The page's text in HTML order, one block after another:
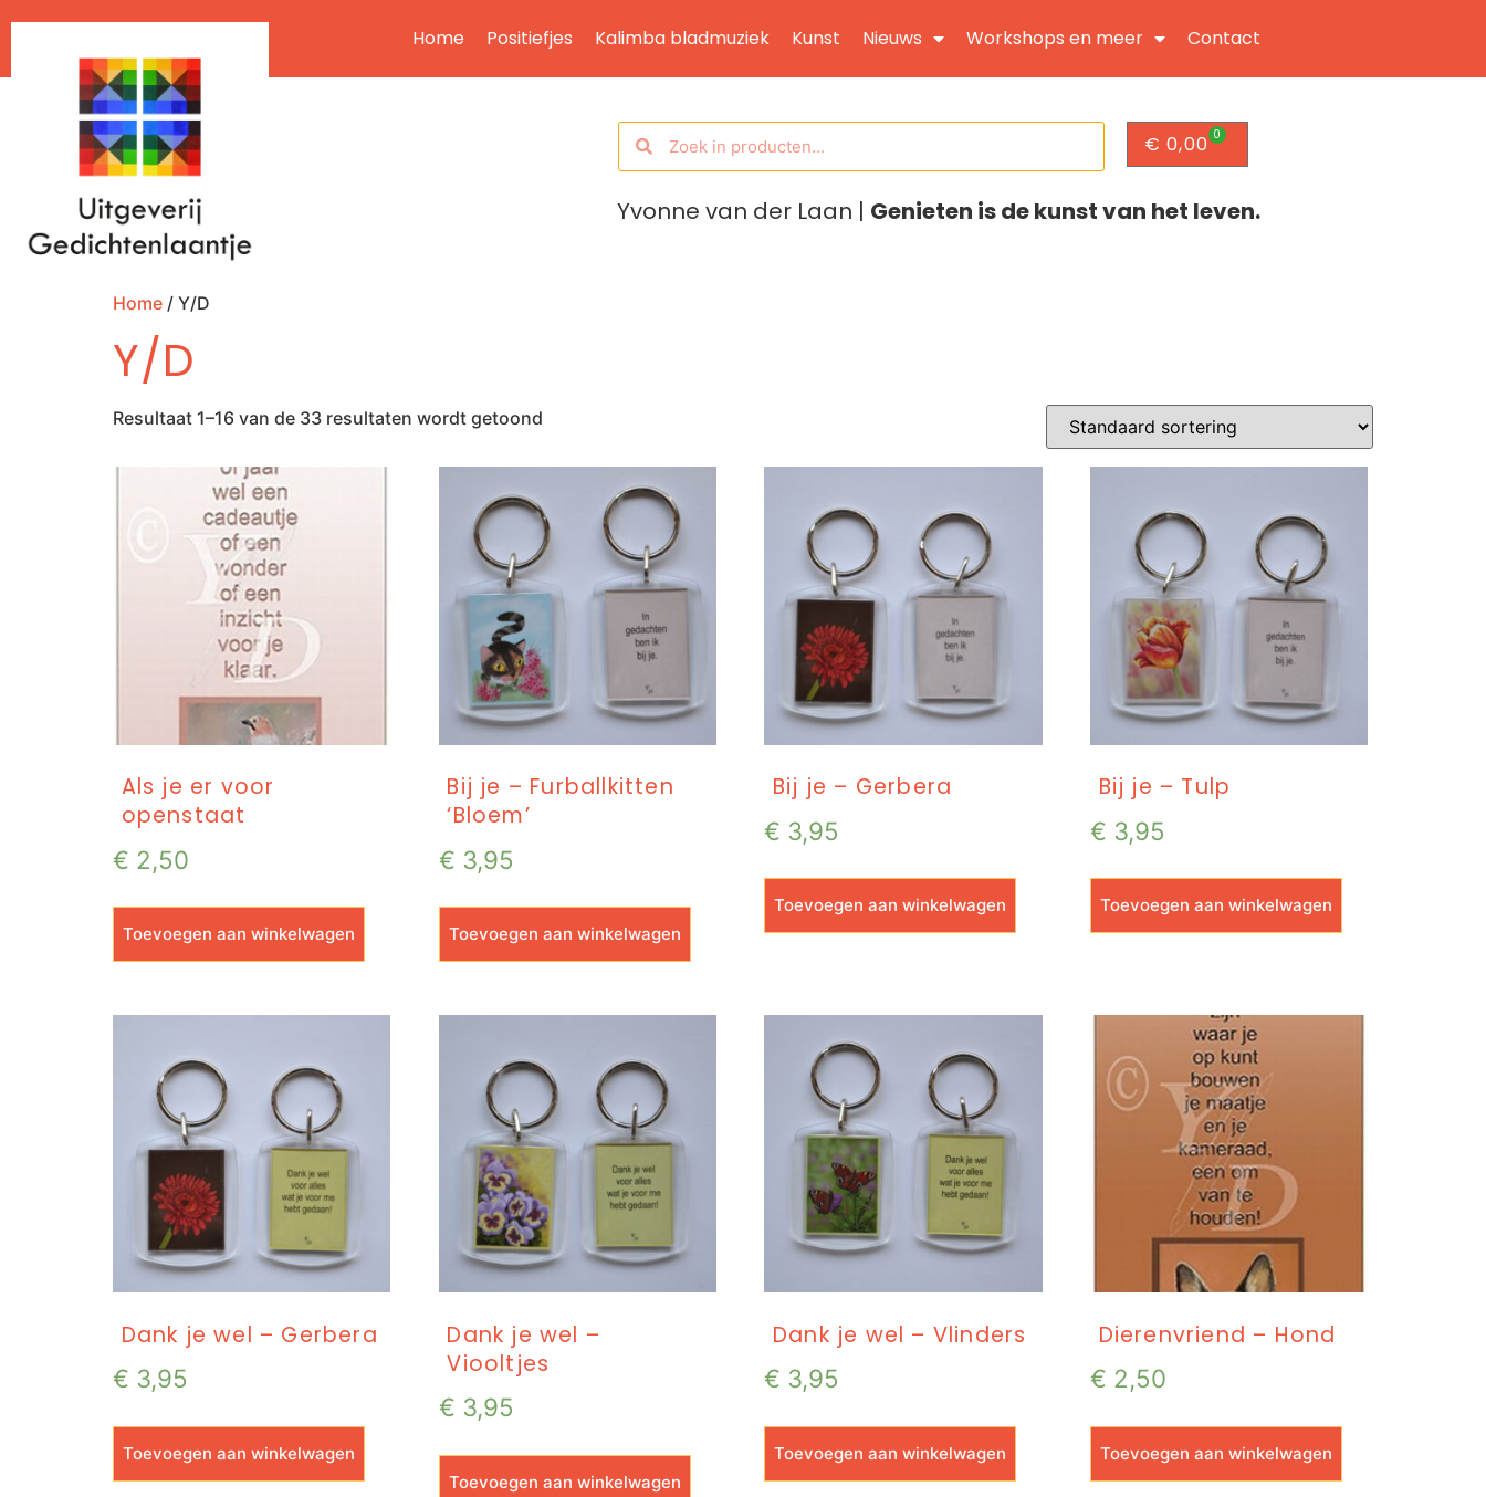
Home Positiefjes Kalimba bladmuziek Kunst Nieuws Workshops en meer Contact
€ 0,00 0
Yvonne van der Laan | Genieten is de kunst van het leven.
Home / Y/D
Y/D
Resultaat 1–16 van de 33 resultaten wordt getoond
Als je er voor
openstaat
€ 2,50
Toevoegen aan winkelwagen
Bij je – Furballkitten
‘Bloem’
€ 3,95
Toevoegen aan winkelwagen
Bij je – Gerbera
€ 3,95
Toevoegen aan winkelwagen
Bij je – Tulp
€ 3,95
Toevoegen aan winkelwagen
Dank je wel – Gerbera
€ 3,95
Toevoegen aan winkelwagen
Dank je wel –
Viooltjes
€ 3,95
Toevoegen aan winkelwagen
Dank je wel – Vlinders
€ 3,95
Toevoegen aan winkelwagen
Dierenvriend – Hond
€ 2,50
Toevoegen aan winkelwagen